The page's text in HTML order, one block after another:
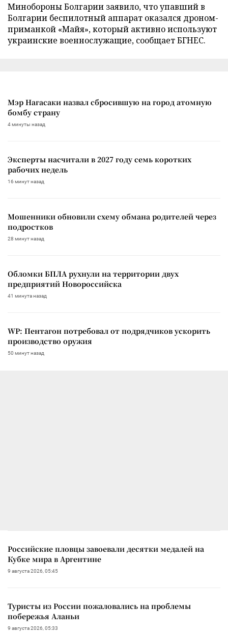
Минобороны Болгарии заявило, что упавший в
Болгарии беспилотный аппарат оказался дроном-
приманкой «Майя», который активно используют
украинские военнослужащие, сообщает БГНЕС.
Мэр Нагасаки назвал сбросившую на город атомную
бомбу страну
4 минуты назад
Эксперты насчитали в 2027 году семь коротких
рабочих недель
16 минут назад
Мошенники обновили схему обмана родителей через
подростков
28 минут назад
Обломки БПЛА рухнули на территории двух
предприятий Новороссийска
41 минута назад
WP: Пентагон потребовал от подрядчиков ускорить
производство оружия
50 минут назад
Российские пловцы завоевали десятки медалей на
Кубке мира в Аргентине
9 августа 2026, 05:45
Туристы из России пожаловались на проблемы
побережья Аланьи
9 августа 2026, 05:33